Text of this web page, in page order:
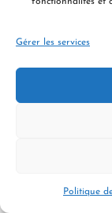
Gérer les services
Politique
POLITIQUE DE